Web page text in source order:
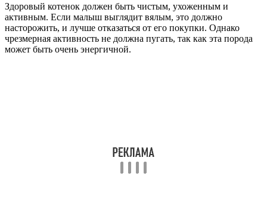
Здоровый котенок должен быть чистым, ухоженным и
активным. Если малыш выглядит вялым, это должно
насторожить, и лучше отказаться от его покупки. Однако
чрезмерная активность не должна пугать, так как эта порода
может быть очень энергичной.